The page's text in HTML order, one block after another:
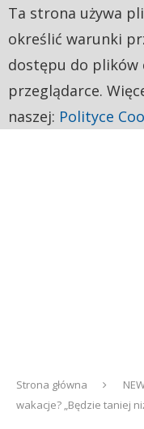
Strona główna
wakacje? „Będzie taniej
Ta strona używa
określić warunki
dostępu do plików
przeglądarce.
naszej: Polityce